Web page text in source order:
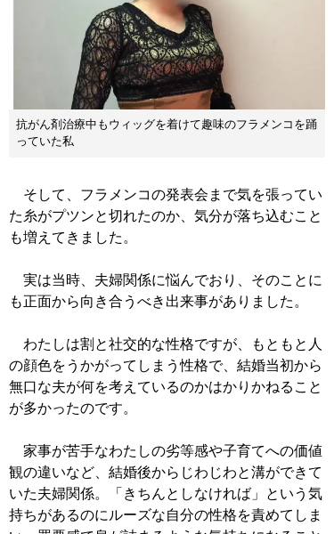
抗がん剤治療中もウィッグを着けて趣味のフラメンコを踊
っていた私
そして、フラメンコの発表会まで気を張ってい
た糸がプツンと切れたのか、気分が落ち込むこと
も増えてきました。
実は当時、夫婦関係に悩んでおり、そのことに
も正面から向き合うべき出来事がありました。
わたしは割と社交的な性格ですが、もともと人
の顔色をうかがってしまう性格で、結婚当初から
無口な夫が何を考えているのかはかりかねること
が多かったのです。
家事が苦手なわたしの劣等感や子育てへの価値
観の違いなど、結婚後からじわじわと溝ができて
いた夫婦関係。「きちんとしなければ」という気
持ちがあるのにルーズな自分の性格を責めてしま